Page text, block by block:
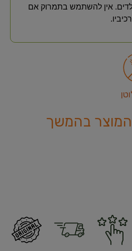
אין להשתמש בתמרוק אם
המוצר בהמשך